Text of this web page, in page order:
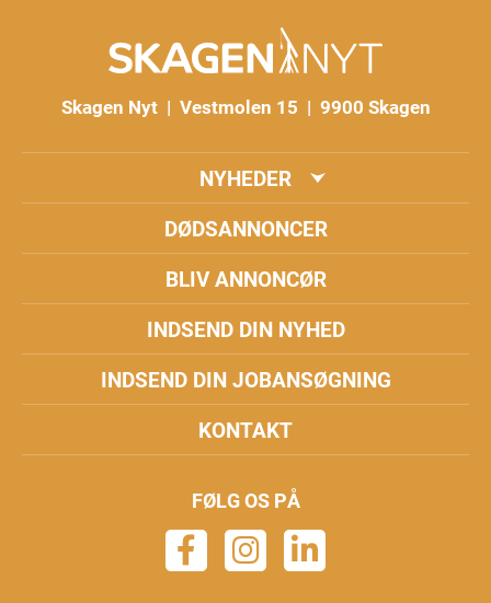
Skagen Nyt | Vestmolen 15 | 9900 Skagen
NYHEDER
DØDSANNONCER
BLIV ANNONCØR
INDSEND DIN NYHED
INDSEND DIN JOBANSØGNING
KONTAKT
FØLG OS PÅ